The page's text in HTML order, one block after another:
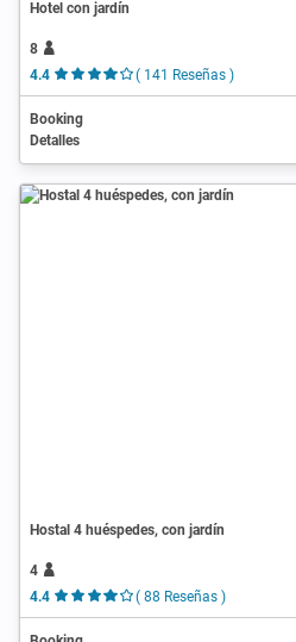
Hotel con jardín
8
4.4
( 141 Reseñas )
Booking
Detalles
Hostal 4 huéspedes, con jardín
4
4.4
( 88 Reseñas )